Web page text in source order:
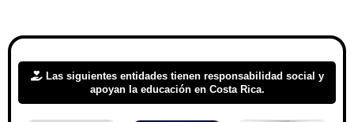
Las siguientes entidades tienen responsabilidad social y
apoyan la educación en Costa Rica.